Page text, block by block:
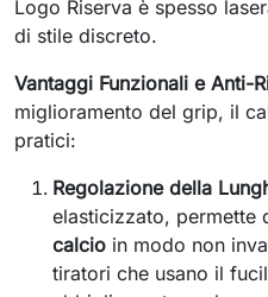
Logo Riserva è spesso
di stile discreto.
Vantaggi Funzionali e Anti-
miglioramento del grip, il
pratici:
Regolazione della
elasticizzato, permette
calcio in modo non
tiratori che usano il